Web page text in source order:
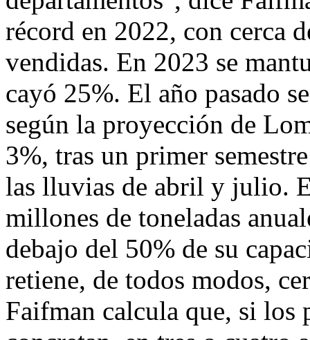
récord en 2022, con cerca
vendidas. En 2023 se
cayó 25%. El año pasado
según la proyección de
3%, tras un primer
las lluvias de abril y julio.
millones de toneladas
debajo del 50% de su
retiene, de todos modos,
Faifman calcula que, si los